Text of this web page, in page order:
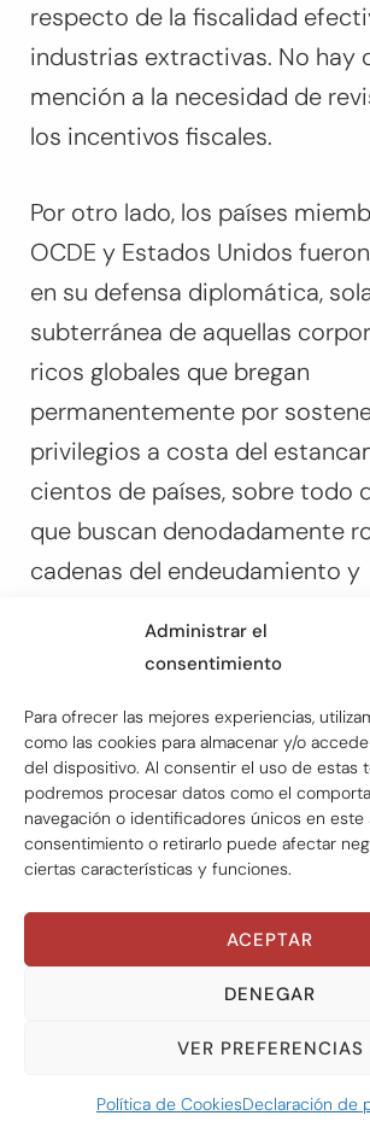
Administrar el
consentimiento
Para ofrecer las mejores experiencias,
como las cookies para almacenar y/o
del dispositivo. Al consentir el uso de estas
podremos procesar datos como el
navegación o identificadores únicos en este
consentimiento o retirarlo puede afectar
ciertas características y funciones.
ACEPTAR
DENEGAR
VER PREFERENCIAS
Política de CookiesDeclaración de
respecto de la fiscalidad
industrias extractivas. No hay
mención a la necesidad de
los incentivos fiscales.
Por otro lado, los países
OCDE y Estados Unidos
en su defensa diplomática,
subterránea de aquellas
ricos globales que bregan
permanentemente por
privilegios a costa del
cientos de países, sobre todo
que buscan denodadamente
cadenas del endeudamiento y
resultante de estos esfuerzos
crecimiento con desarrollo
¿Cuáles son los próximos
Los términos de referencia del
Hoc se enviarán a la Asamblea
realizará una votación durante
período de sesiones del
que comienza en septiembre
De aprobarse, la Asamblea